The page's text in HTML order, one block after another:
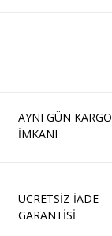
AYNI GÜN KARGO
İMKANI
ÜCRETSİZ İADE
GARANTİSİ